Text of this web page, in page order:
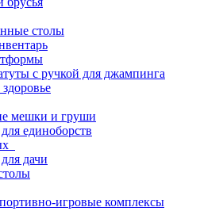
столы
с ручкой для джампинга
мешки и груши
единоборств
дачи
игровые комплексы